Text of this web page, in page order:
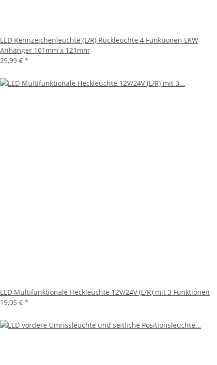
LED Kennzeichenleuchte (L/R) Rückleuchte 4 Funktionen LKW
Anhänger 101mm x 121mm
29,99 € *
LED Multifunktionale Heckleuchte 12V/24V (L/R) mit 3 Funktionen
19,05 € *